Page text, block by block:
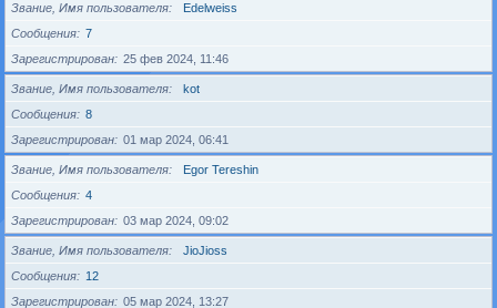
Звание, Имя пользователя
Edelweiss
Сообщения
7
Зарегистрирован
25 фев 2024, 11:46
Звание, Имя пользователя
kot
Сообщения
8
Зарегистрирован
01 мар 2024, 06:41
Звание, Имя пользователя
Egor Tereshin
Сообщения
4
Зарегистрирован
03 мар 2024, 09:02
Звание, Имя пользователя
JioJioss
Сообщения
12
Зарегистрирован
05 мар 2024, 13:27